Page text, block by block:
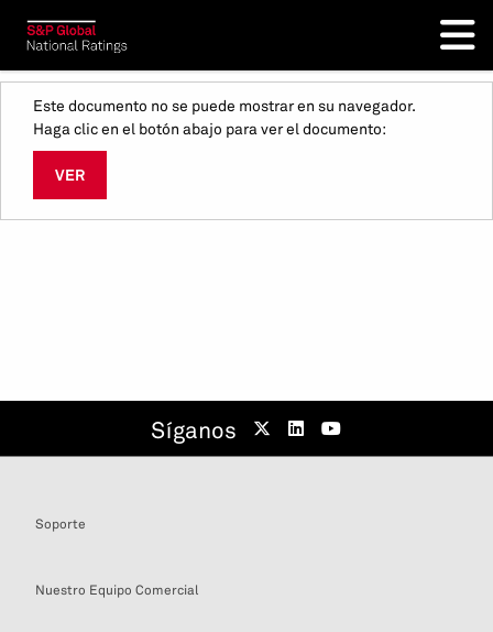
Este documento no se puede mostrar en su navegador.
Haga clic en el botón abajo para ver el documento:
VER
Síganos
Soporte
Nuestro Equipo Comercial